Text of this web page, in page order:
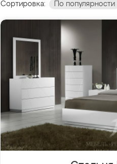
Сортировка: По популярности